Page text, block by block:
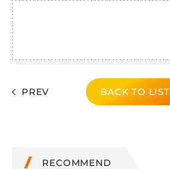
PREV BACK TO LIST
RECOMMEND